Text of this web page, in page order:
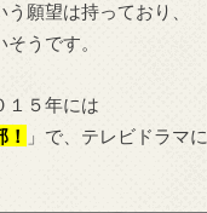
願望は持っており、
うです。
１５年には
」で、テレビドラマに